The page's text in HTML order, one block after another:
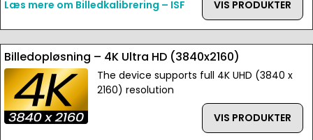
Læs mere om Billedkalibrering – ISF
VIS PRODUKTER
Billedopløsning – 4K Ultra HD (3840x2160)
The device supports full 4K UHD (3840 x
2160) resolution
VIS PRODUKTER